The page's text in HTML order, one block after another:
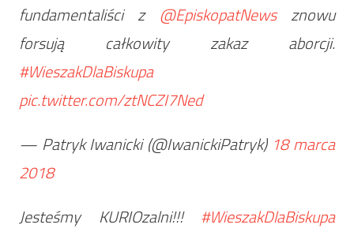
fundamentaliści z @EpiskopatNewsznowu
forsują całkowity zakaz aborcji.
#WieszakDlaBiskupa
pic.twitter.com/ztNCZI7Ned
— Patryk Iwanicki (@IwanickiPatryk) 18 marca
2018
Jesteśmy KURIOzalni!!! #WieszakDlaBiskupa